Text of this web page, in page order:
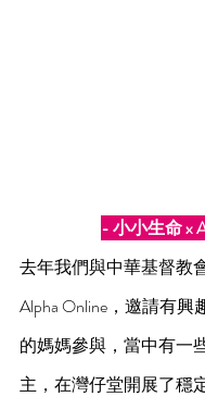
- 小小生命 x
去年我們與中華基督教
Alpha Online，邀請有興
的媽媽參與，當中有一
主，在灣仔堂開展了穩